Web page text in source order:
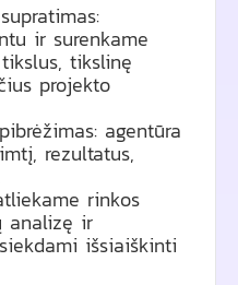
ir surenkame
tikslinę
projekto
agentūra
rezultatus,
rinkos
analizę ir
išsiaiškinti